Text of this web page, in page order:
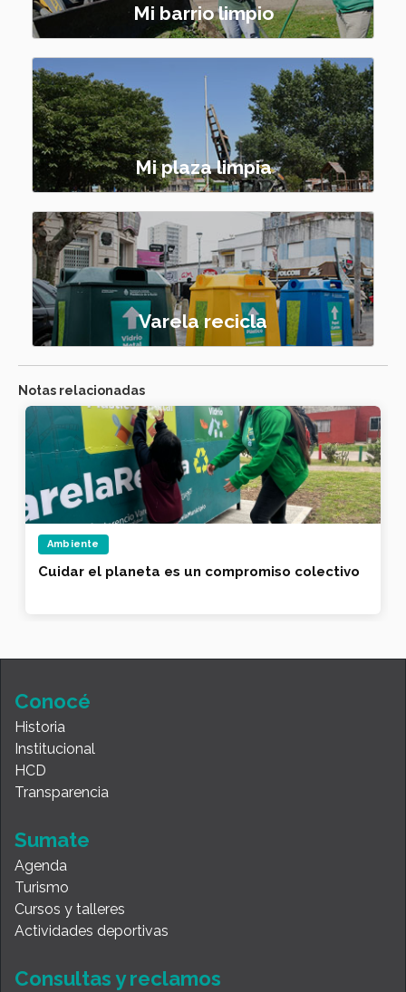
Mi barrio limpio
Mi plaza limpia
Varela recicla
Notas relacionadas
Ambiente
Cuidar el planeta es un compromiso colectivo
Conocé
Historia
Institucional
HCD
Transparencia
Sumate
Agenda
Turismo
Cursos y talleres
Actividades deportivas
Consultas y reclamos